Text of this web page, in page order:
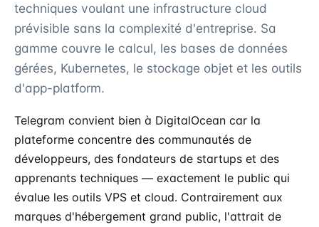
techniques voulant une infrastructure cloud
prévisible sans la complexité d'entreprise. Sa
gamme couvre le calcul, les bases de données
gérées, Kubernetes, le stockage objet et les outils
d'app-platform.
Telegram convient bien à DigitalOcean car la
plateforme concentre des communautés de
développeurs, des fondateurs de startups et des
apprenants techniques — exactement le public qui
évalue les outils VPS et cloud. Contrairement aux
marques d'hébergement grand public, l'attrait de